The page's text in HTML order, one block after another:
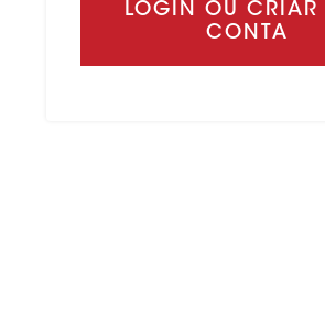
LOGIN OU CRIAR
CONTA